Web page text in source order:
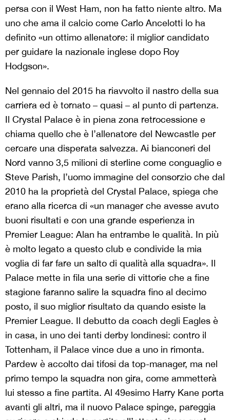
persa con il West Ham, non ha fatto niente altro. Ma
uno che ama il calcio come Carlo Ancelotti lo ha
definito «un ottimo allenatore: il miglior candidato
per guidare la nazionale inglese dopo Roy
Hodgson».
Nel gennaio del 2015 ha riavvolto il nastro della sua
carriera ed è tornato – quasi – al punto di partenza.
Il Crystal Palace è in piena zona retrocessione e
chiama quello che è l’allenatore del Newcastle per
cercare una disperata salvezza. Ai bianconeri del
Nord vanno 3,5 milioni di sterline come conguaglio e
Steve Parish, l’uomo immagine del consorzio che dal
2010 ha la proprietà del Crystal Palace, spiega che
erano alla ricerca di «un manager che avesse avuto
buoni risultati e con una grande esperienza in
Premier League: Alan ha entrambe le qualità. In più
è molto legato a questo club e condivide la mia
voglia di far fare un salto di qualità alla squadra». Il
Palace mette in fila una serie di vittorie che a fine
stagione faranno salire la squadra fino al decimo
posto, il suo miglior risultato da quando esiste la
Premier League. Il debutto da coach degli Eagles è
in casa, in uno dei tanti derby londinesi: contro il
Tottenham, il Palace vince due a uno in rimonta.
Pardew è accolto dai tifosi da top-manager, ma nel
primo tempo la squadra non gira, come ammetterà
lui stesso a fine partita. Al 49esimo Harry Kane porta
avanti gli altri, ma il nuovo Palace spinge, pareggia